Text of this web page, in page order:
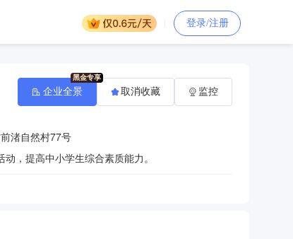
登录/注册
渚自然村77号
，提高中小学生综合素质能力。
企业全景 取消收藏 监控